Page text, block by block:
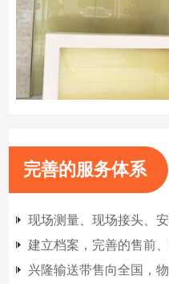
完善的服务体系
现场测量、现场接头、安
建立档案，完善的售前
兴隆输送带售向全国，